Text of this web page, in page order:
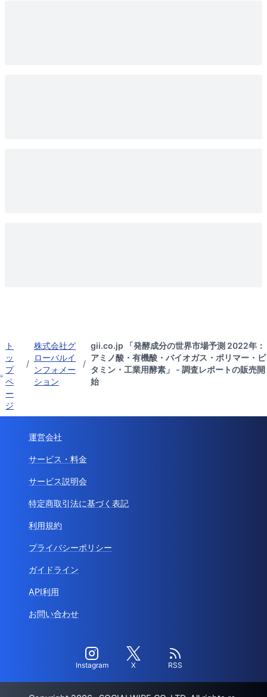
ト
ッ
プ
ペ
ー
ジ
/
株式会社グ
ローバルイ
ンフォメー
ション
/
gii.co.jp 「発酵成分の世界市場予測 2022年：
アミノ酸・有機酸・バイオガス・ポリマー・ビ
タミン・工業用酵素」 - 調査レポートの販売開
始
運営会社
サービス・料金
サービス説明会
特定商取引法に基づく表記
利用規約
プライバシーポリシー
ガイドライン
API利用
お問い合わせ
Instagram X RSS